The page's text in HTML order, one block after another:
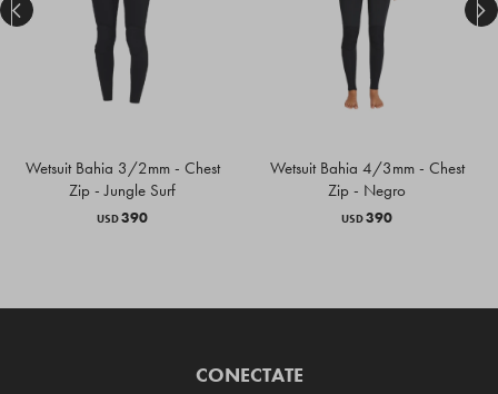
Wetsuit Bahia 3/2mm - Chest
Zip - Jungle Surf
USD390
Wetsuit Bahia 4/3mm - Chest
Zip - Negro
USD390
 
CONECTATE